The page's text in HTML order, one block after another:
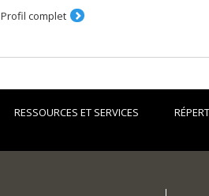
Profil complet
RESSOURCES ET SERVICES